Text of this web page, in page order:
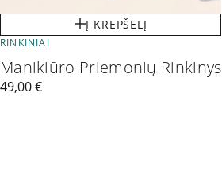
Į KREPŠELĮ
RINKINIAI
Manikiūro Priemonių Rinkinys
49,00€